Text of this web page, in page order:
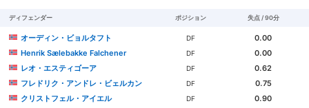
ディフェンダー ポジション 失点 / 90分
オーディン・ビョルタフト DF
0.00
Henrik Sælebakke Falchener
DF
0.00
レオ・エスティゴーア
DF
0.62
フレドリク・アンドレ・ビェルカン
DF
0.75
クリストフェル・アイエル
DF
0.90